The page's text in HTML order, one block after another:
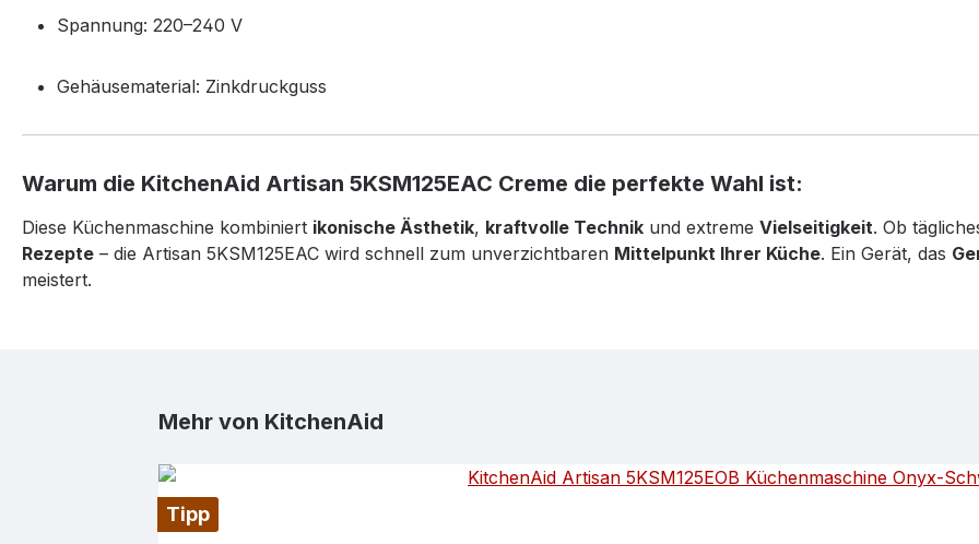
Spannung: 220–240 V
Gehäusematerial: Zinkdruckguss
Warum die KitchenAid Artisan 5KSM125EAC Creme die perfekte Wahl ist:
Diese Küchenmaschine kombiniert ikonische Ästhetik, kraftvolle Technik und extreme Vielseitigkeit. Ob
Rezepte – die Artisan 5KSM125EAC wird schnell zum unverzichtbaren Mittelpunkt Ihrer Küche. Ein Gerät, das
meistert.
Produktgalerie überspringen
Mehr von KitchenAid
Tipp